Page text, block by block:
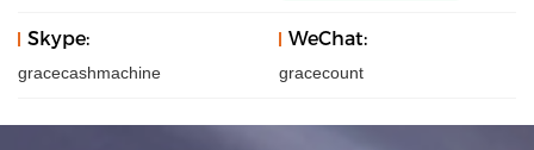
Skype:
gracecashmachine
WeChat:
gracecount